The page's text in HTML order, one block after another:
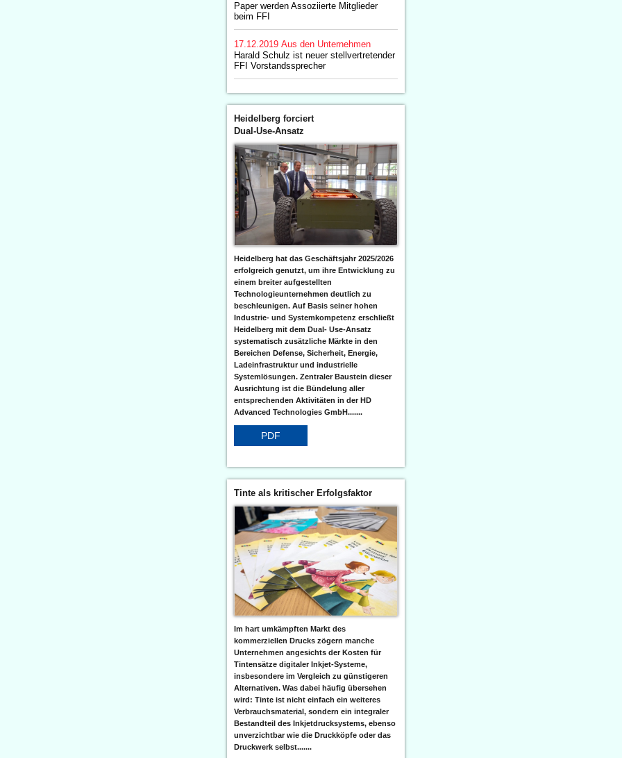
Paper werden Assoziierte Mitglieder
beim FFI
17.12.2019 Aus den Unternehmen
Harald Schulz ist neuer stellvertretender
FFI Vorstandssprecher
Heidelberg forciert
Dual-Use-Ansatz
Heidelberg hat das Geschäftsjahr 2025/2026
erfolgreich genutzt, um ihre Entwicklung zu
einem breiter aufgestellten
Technologieunternehmen deutlich zu
beschleunigen. Auf Basis seiner hohen
Industrie- und Systemkompetenz erschließt
Heidelberg mit dem Dual- Use-Ansatz
systematisch zusätzliche Märkte in den
Bereichen Defense, Sicherheit, Energie,
Ladeinfrastruktur und industrielle
Systemlösungen. Zentraler Baustein dieser
Ausrichtung ist die Bündelung aller
entsprechenden Aktivitäten in der HD
Advanced Technologies GmbH.......
PDF
Tinte als kritischer Erfolgsfaktor
Im hart umkämpften Markt des
kommerziellen Drucks zögern manche
Unternehmen angesichts der Kosten für
Tintensätze digitaler Inkjet-Systeme,
insbesondere im Vergleich zu günstigeren
Alternativen. Was dabei häufig übersehen
wird: Tinte ist nicht einfach ein weiteres
Verbrauchsmaterial, sondern ein integraler
Bestandteil des Inkjetdrucksystems, ebenso
unverzichtbar wie die Druckköpfe oder das
Druckwerk selbst.......